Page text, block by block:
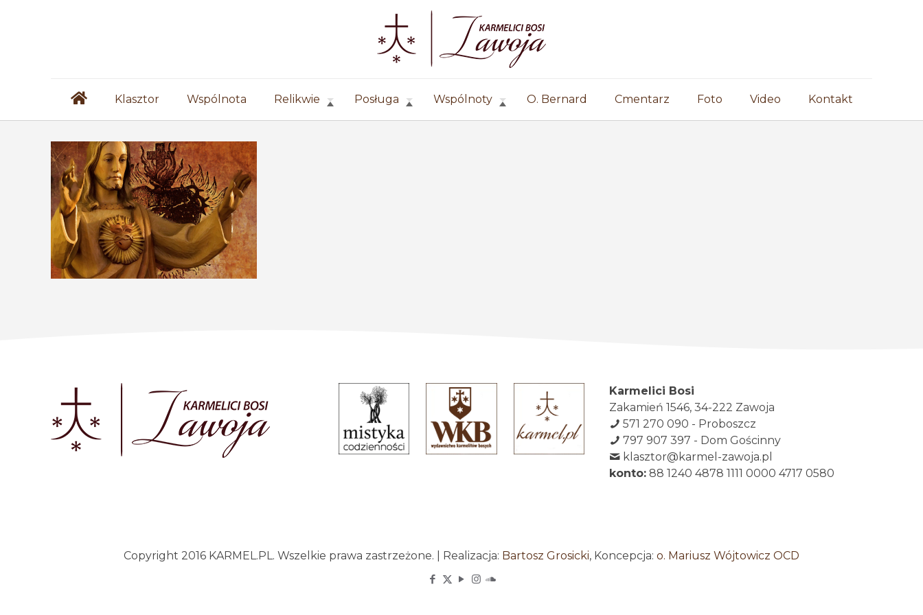
Klasztor Wspólnota Relikwie Posługa Wspólnoty O. Bernard Cmentarz Foto Video Kontakt
Karmelici Bosi
Zakamień 1546, 34-222 Zawoja
571 270 090 - Proboszcz
797 907 397 - Dom Gościnny
klasztor@karmel-zawoja.pl
konto: 88 1240 4878 1111 0000 4717 0580
Copyright 2016 KARMEL.PL. Wszelkie prawa zastrzeżone. | Realizacja: Bartosz Grosicki, Koncepcja: o. Mariusz Wójtowicz OCD